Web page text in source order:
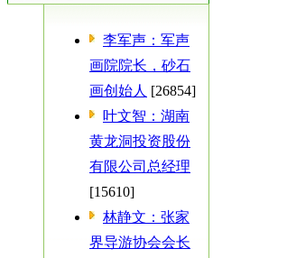
李军声：军声
画院院长，砂石
画创始人 [26854]
叶文智：湖南
黄龙洞投资股份
有限公司总经理
[15610]
林静文：张家
界导游协会会长